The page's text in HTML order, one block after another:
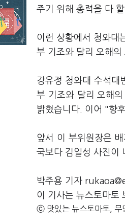
주기 위해 총력을 다
이런 상황에서 청와대
부 기조와 달리 오해의
강유정 청와대 수석대
부 기조와 달리 오해
밝혔습니다. 이어 "향
앞서 이 부위원장은
국보다 김일성 사진이
박주용 기자
이 기사는 뉴스토마토
ⓒ 맛있는 뉴스토마토, 무